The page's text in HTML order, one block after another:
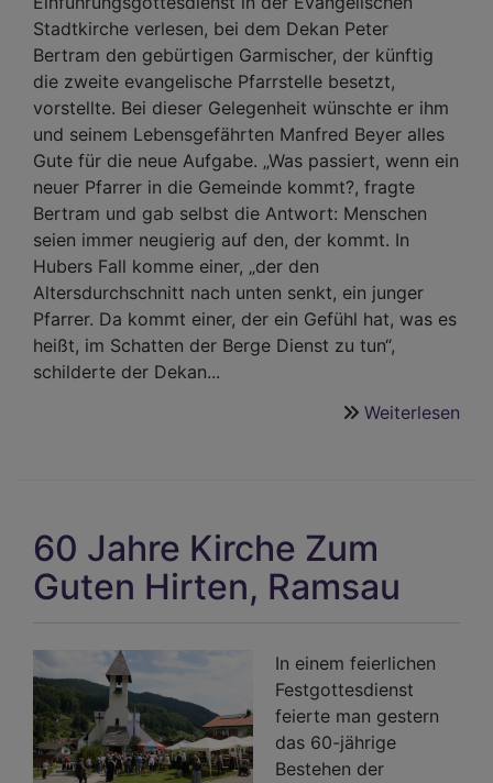
Stadtkirche verlesen, bei dem Dekan Peter
Bertram den gebürtigen Garmischer, der künftig
die zweite evangelische Pfarrstelle besetzt,
vorstellte. Bei dieser Gelegenheit wünschte er ihm
und seinem Lebensgefährten Manfred Beyer alles
Gute für die neue Aufgabe. „Was passiert, wenn ein
neuer Pfarrer in die Gemeinde kommt?, fragte
Bertram und gab selbst die Antwort: Menschen
seien immer neugierig auf den, der kommt. In
Hubers Fall komme einer, „der den
Altersdurchschnitt nach unten senkt, ein junger
Pfarrer. Da kommt einer, der ein Gefühl hat, was es
heißt, im Schatten der Berge Dienst zu tun“,
schilderte der Dekan...
Weiterlesen
60 Jahre Kirche Zum
Guten Hirten, Ramsau
In einem feierlichen
Festgottesdienst
feierte man gestern
das 60-jährige
Bestehen der